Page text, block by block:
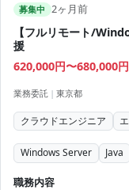
募集中 2ヶ月前
【フルリモート/
援
620,000円〜680,000
業務委託 | 東京都
クラウドエンジニア
Windows Server Java
職務内容